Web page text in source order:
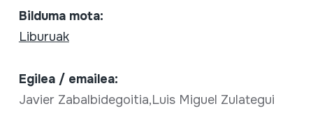
Bilduma mota:
Liburuak
Egilea / emailea:
Javier Zabalbidegoitia,Luis Miguel Zulategui